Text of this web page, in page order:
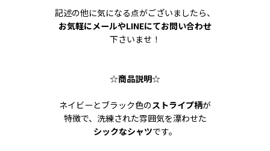
記述の他に気になる点がございましたら、
お気軽にメールやLINEにてお問い合わせ
下さいませ！
☆商品説明☆
ネイビーとブラック色のストライプ柄が
特徴で、洗練された雰囲気を漂わせた
シックなシャツです。